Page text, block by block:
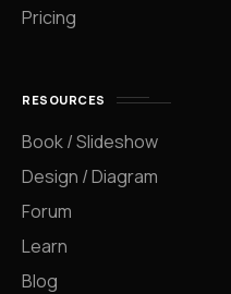
Pricing
RESOURCES
Book / Slideshow
Design / Diagram
Forum
Learn
Blog